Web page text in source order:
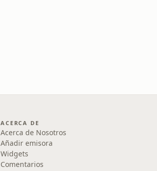
ACERCA DE
Acerca de Nosotros
Añadir emisora
Widgets
Comentarios